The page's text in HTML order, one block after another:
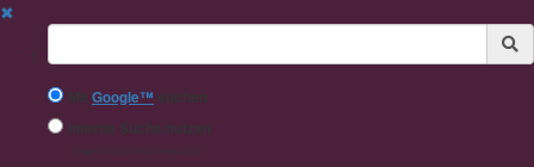
✖
Suchbegriff
Mit Google™ suchen
Interne Suche nutzen